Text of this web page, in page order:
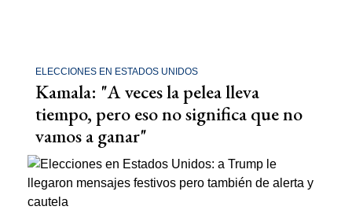
ELECCIONES EN ESTADOS UNIDOS
Kamala: "A veces la pelea lleva
tiempo, pero eso no significa que no
vamos a ganar"